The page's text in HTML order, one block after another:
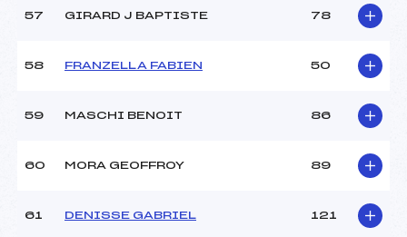
57 GIRARD J BAPTISTE 78
58 FRANZELLA FABIEN 50
59 MASCHI BENOIT 86
60 MORA GEOFFROY 89
61 DENISSE GABRIEL 121